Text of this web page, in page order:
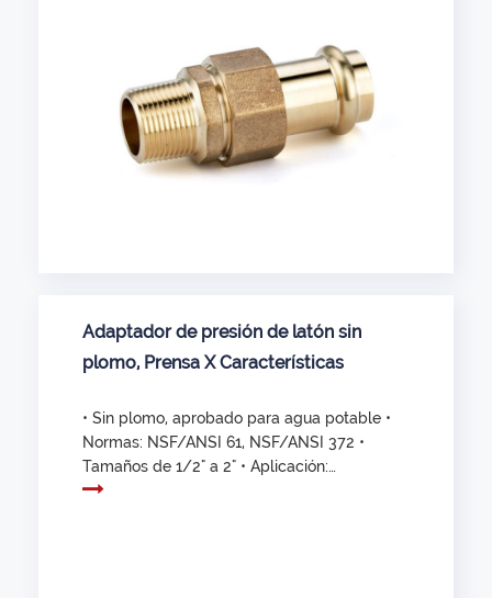
Adaptador de presión de latón sin
plomo, Prensa X Características
• Sin plomo, aprobado para agua potable •
Normas: NSF/ANSI 61, NSF/ANSI 372 •
Tamaños de 1/2" a 2" • Aplicación:
Comercial y Residencial • Terminar